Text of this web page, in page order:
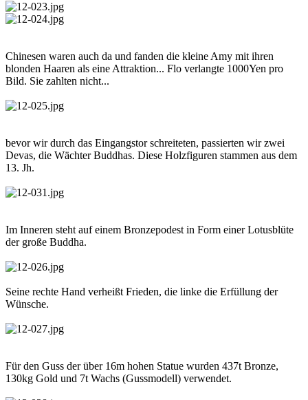
Chinesen waren auch da und fanden die kleine Amy mit ihren
blonden Haaren als eine Attraktion... Flo verlangte 1000Yen pro
Bild. Sie zahlten nicht...
bevor wir durch das Eingangstor schreiteten, passierten wir zwei
Devas, die Wächter Buddhas. Diese Holzfiguren stammen aus dem
13. Jh.
Im Inneren steht auf einem Bronzepodest in Form einer Lotusblüte
der große Buddha.
Seine rechte Hand verheißt Frieden, die linke die Erfüllung der
Wünsche.
Für den Guss der über 16m hohen Statue wurden 437t Bronze,
130kg Gold und 7t Wachs (Gussmodell) verwendet.